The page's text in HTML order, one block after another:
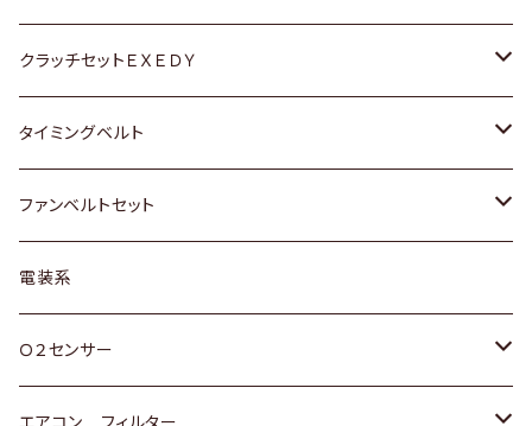
マツダ
三菱
スバル
日野
アストロ（シボレー）
クライスラー
日産
ダイハツ
マツダ
三菱
スバル
日産
ホンダ
マツダ
ホンダ
スズキ
ダイハツ
マツダ
三菱
スバル
クラッチセットＥＸＥＤＹ
ホンダ
スズキ
日産
ダイハツ
マツダ
タイミングベルト
トヨタ
スズキ
ダイハツ
三菱
ファンベルトセット
トヨタ
ホンダ
スズキ
電装系
Ｏ２センサー
トヨタ